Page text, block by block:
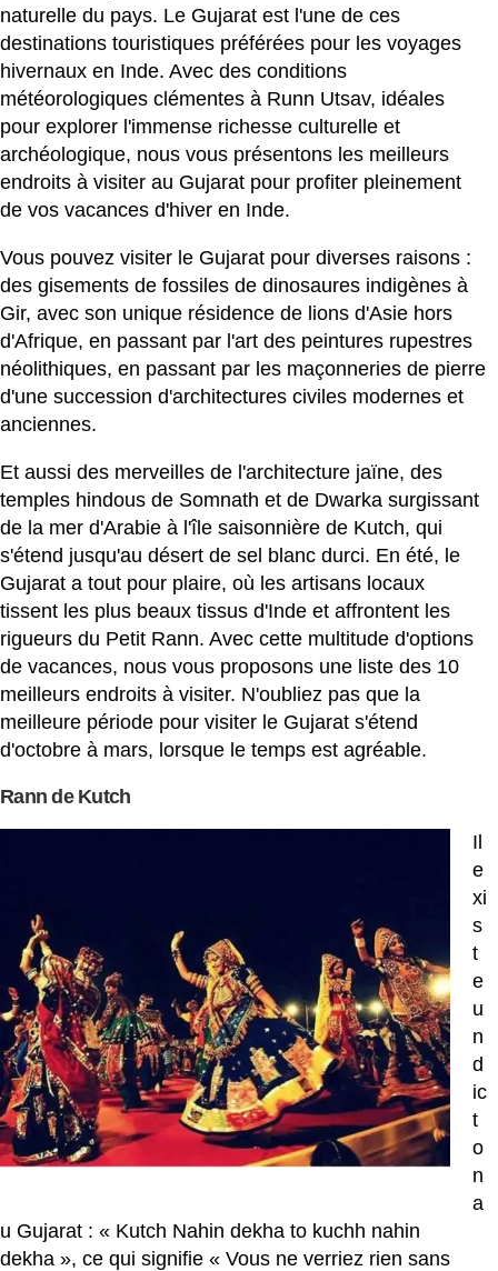
naturelle du pays. Le Gujarat est l'une de ces
destinations touristiques préférées pour les voyages
hivernaux en Inde. Avec des conditions
météorologiques clémentes à Runn Utsav, idéales
pour explorer l'immense richesse culturelle et
archéologique, nous vous présentons les meilleurs
endroits à visiter au Gujarat pour profiter pleinement
de vos vacances d'hiver en Inde.
Vous pouvez visiter le Gujarat pour diverses raisons :
des gisements de fossiles de dinosaures indigènes à
Gir, avec son unique résidence de lions d'Asie hors
d'Afrique, en passant par l'art des peintures rupestres
néolithiques, en passant par les maçonneries de pierre
d'une succession d'architectures civiles modernes et
anciennes.
Et aussi des merveilles de l'architecture jaïne, des
temples hindous de Somnath et de Dwarka surgissant
de la mer d'Arabie à l'île saisonnière de Kutch, qui
s'étend jusqu'au désert de sel blanc durci. En été, le
Gujarat a tout pour plaire, où les artisans locaux
tissent les plus beaux tissus d'Inde et affrontent les
rigueurs du Petit Rann. Avec cette multitude d'options
de vacances, nous vous proposons une liste des 10
meilleurs endroits à visiter. N'oubliez pas que la
meilleure période pour visiter le Gujarat s'étend
d'octobre à mars, lorsque le temps est agréable.
Rann de Kutch
Il
e
xi
s
t
e
u
n
d
ic
t
o
n
a
u Gujarat : « Kutch Nahin dekha to kuchh nahin
dekha », ce qui signifie « Vous ne verriez rien sans